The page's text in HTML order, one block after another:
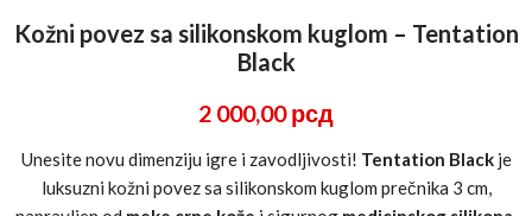
Kožni povez sa silikonskom kuglom – Tentation
Black
2 000,00рсд
Unesite novu dimenziju igre i zavodljivosti! Tentation Blackje
luksuzni kožni povez sa silikonskom kuglom prečnika 3 cm,